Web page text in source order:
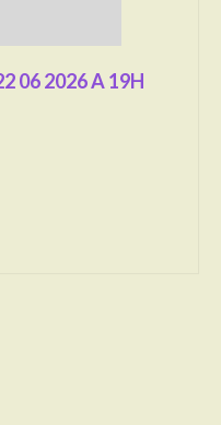
06 2026 A 19H